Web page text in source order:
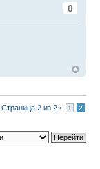
0
Страница 2 из 2 • 1 2